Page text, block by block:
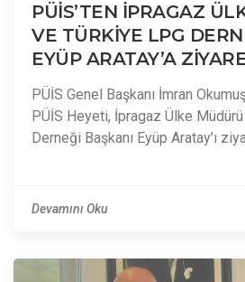
PÜİS’TEN İPRAGAZ
VE TÜRKİYE LPG
EYÜP ARATAY’A
PÜİS Genel Başkanı İmran
PÜİS Heyeti, İpragaz Ülke
Derneği Başkanı Eyüp Aratay’ı
Devamını Oku